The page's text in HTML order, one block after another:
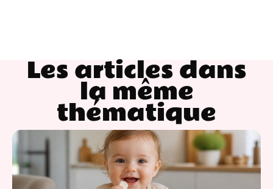
Les articles dans
la même
thématique